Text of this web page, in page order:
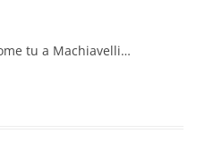
tu a Machiavelli…